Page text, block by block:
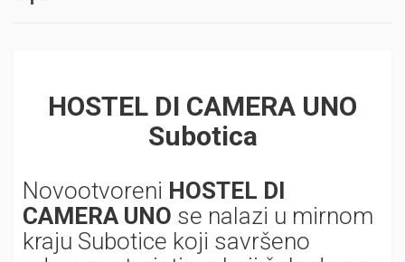
HOSTEL DI CAMERA UNO
Subotica
Novootvoreni HOSTEL DI
CAMERA UNO se nalazi u mirnom
kraju Subotice koji savršeno